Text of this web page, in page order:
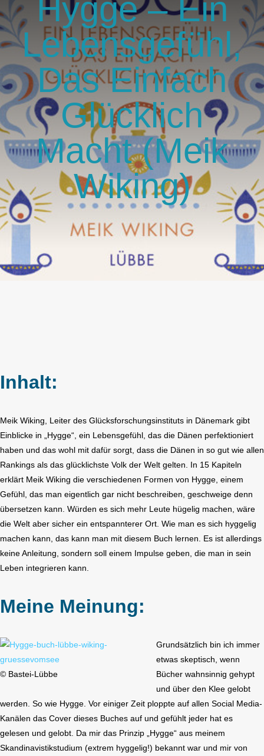
GlücksMond Atelier
Meine Lieblingsblogs
Über mich
Kontakt
Hygge – Ein
Lebensgefühl,
Das Einfach
Glücklich
Macht (Meik
Wiking)
Inhalt:
Meik Wiking, Leiter des Glücksforschungsinstituts in Dänemark gibt
Einblicke in „Hygge“, ein Lebensgefühl, das die Dänen perfektioniert
haben und das wohl mit dafür sorgt, dass die Dänen in so gut wie allen
Rankings als das glücklichste Volk der Welt gelten. In 15 Kapiteln
erklärt Meik Wiking die verschiedenen Formen von Hygge, einem
Gefühl, das man eigentlich gar nicht beschreiben, geschweige denn
übersetzen kann. Würden es sich mehr Leute hügelig machen, wäre
die Welt aber sicher ein entspannterer Ort. Wie man es sich hyggelig
machen kann, das kann man mit diesem Buch lernen. Es ist allerdings
keine Anleitung, sondern soll einem Impulse geben, die man in sein
Leben integrieren kann.
Meine Meinung:
© Bastei-Lübbe
Grundsätzlich bin ich immer
etwas skeptisch, wenn
Bücher wahnsinnig gehypt
und über den Klee gelobt
werden. So wie Hygge. Vor einiger Zeit ploppte auf allen Social Media-
Kanälen das Cover dieses Buches auf und gefühlt jeder hat es
gelesen und gelobt. Da mir das Prinzip „Hygge“ aus meinem
Skandinavistikstudium (extrem hyggelig!) bekannt war und mir von